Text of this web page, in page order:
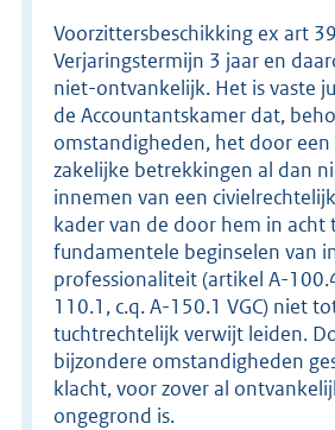
Voorzittersbeschikking ex art
Verjaringstermijn 3 jaar en
niet-ontvankelijk. Het is vaste
de Accountantskamer dat,
omstandigheden, het door
zakelijke betrekkingen al dan
innemen van een
kader van de door hem in acht
fundamentele beginselen van
professionaliteit (artikel A-
110.1, c.q. A-150.1 VGC) niet
tuchtrechtelijk verwijt leiden.
bijzondere omstandigheden
klacht, voor zover al
ongegrond is.